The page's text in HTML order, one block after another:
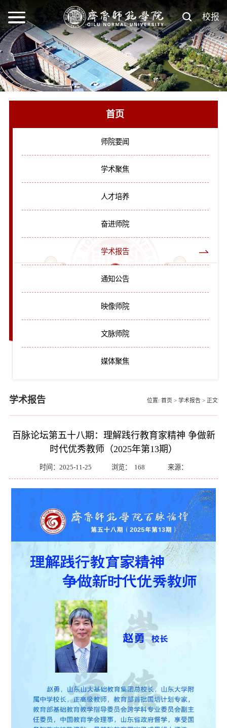
校报
首页
师院要闻
学术聚焦
人才培养
奋进师院
学术报告
通知公告
映像师院
文脉师院
媒体聚焦
学术报告 位置: 首页 > 学术报告 > 正文
百脉论坛第五十八期：理解践行教育家精神 争做新
时代优秀教师（2025年第13期）
时间：2025-11-25 浏览： 168 来源：